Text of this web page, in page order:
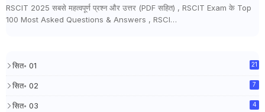
RSCIT 2025 सबसे महत्वपूर्ण प्रश्न और उत्तर (PDF सहित) , RSCIT Exam के Top
100 Most Asked Questions & Answers , RSCI…
सित॰ 01 21
सित॰ 02 7
सित॰ 03 4